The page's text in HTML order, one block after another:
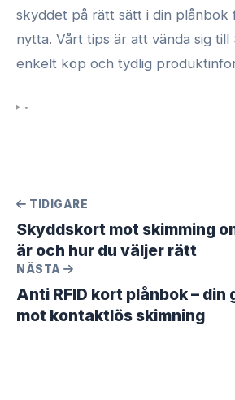
skyddet på rätt sätt i din plånbok
nytta. Vårt tips är att vända sig till
enkelt köp och tydlig
•
TIDIGARE
Skyddskort mot skimming
är och hur du väljer rätt
NÄSTA
Anti RFID kort plånbok – din
mot kontaktlös skimning